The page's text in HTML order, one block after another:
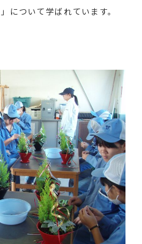
について学ばれています。